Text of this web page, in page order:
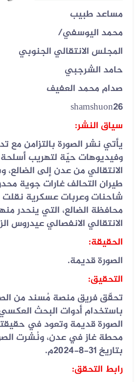
مساعد طبيب
محمد اليوسفي/
المجلس الانتقالي الجنوبي
حامد الشرجبي
صدام محمد العفيف
shamshuon26
سياق النشر:
يأتي نشر الصورة بالتزامن مع
وفيديوهات حيّة لتهريب
الانتقالي من عدن إلى الضالع،
طيران التحالف غارات جوية
شاحنات وعربات عسكرية نقلت
محافظة الضالع، التي ينحدر
الانتقالي الانفصالي عيدروس
الحقيقة:
الصورة قديمة.
التحقيق:
تحقّق فريق منصة مُسند من
باستخدام أدوات البحث
الصورة قديمة وتعود في
محطة غاز في عدن، ونُشرت
بتاريخ 31-8-2024م.
رابط التحقق: